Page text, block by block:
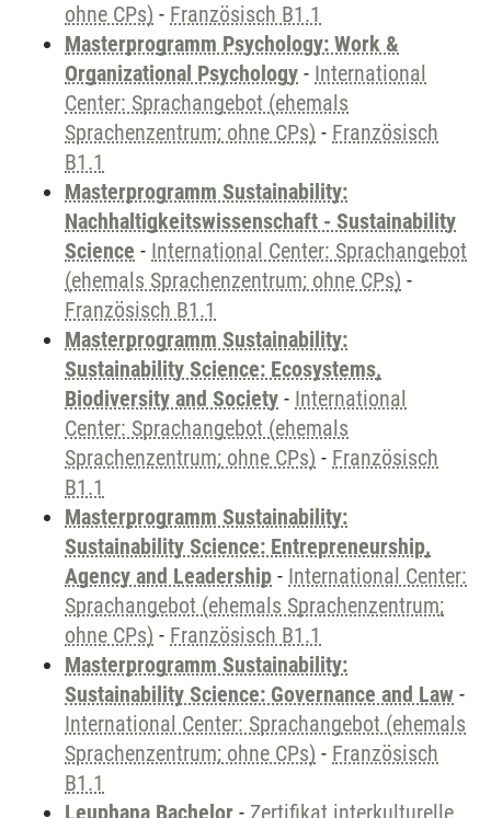
ohne CPs) - Französisch B1.1
Masterprogramm Psychology: Work &
Organizational Psychology - International
Center: Sprachangebot (ehemals
Sprachenzentrum; ohne CPs) - Französisch
B1.1
Masterprogramm Sustainability:
Nachhaltigkeitswissenschaft - Sustainability
Science - International Center: Sprachangebot
(ehemals Sprachenzentrum; ohne CPs) -
Französisch B1.1
Masterprogramm Sustainability:
Sustainability Science: Ecosystems,
Biodiversity and Society - International
Center: Sprachangebot (ehemals
Sprachenzentrum; ohne CPs) - Französisch
B1.1
Masterprogramm Sustainability:
Sustainability Science: Entrepreneurship,
Agency and Leadership - International Center:
Sprachangebot (ehemals Sprachenzentrum;
ohne CPs) - Französisch B1.1
Masterprogramm Sustainability:
Sustainability Science: Governance and Law -
International Center: Sprachangebot (ehemals
Sprachenzentrum; ohne CPs) - Französisch
B1.1
Leuphana Bachelor - Zertifikat interkulturelle